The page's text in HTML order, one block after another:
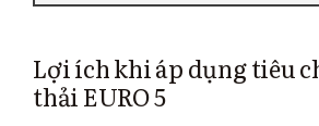
Lợi ích khi áp dụng tiêu
thải EURO 5